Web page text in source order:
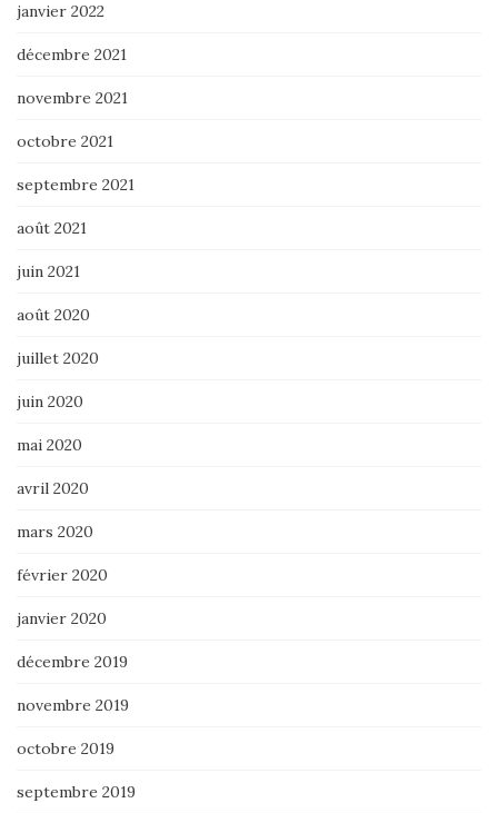
janvier 2022
décembre 2021
novembre 2021
octobre 2021
septembre 2021
août 2021
juin 2021
août 2020
juillet 2020
juin 2020
mai 2020
avril 2020
mars 2020
février 2020
janvier 2020
décembre 2019
novembre 2019
octobre 2019
septembre 2019